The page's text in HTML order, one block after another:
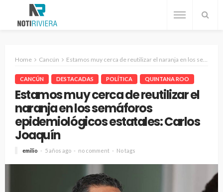
Home Cancún Estamos muy cerca de reutilizar el naranja en los semáforos epidemiológicos estatales: Carlos Joaquín
CANCÚN DESTACADAS POLÍTICA QUINTANA ROO
Estamos muy cerca de reutilizar el
naranja en los semáforos
epidemiológicos estatales: Carlos
Joaquín
emilio 5 años ago no comment No tags